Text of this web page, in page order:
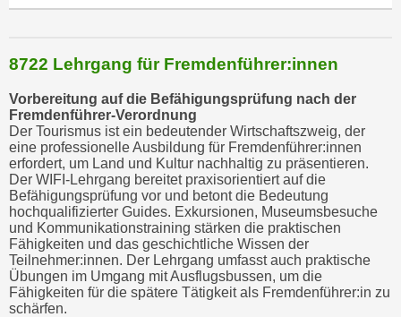
8722 Lehrgang für Fremdenführer:innen
Vorbereitung auf die Befähigungsprüfung nach der
Fremdenführer-Verordnung
Der Tourismus ist ein bedeutender Wirtschaftszweig, der
eine professionelle Ausbildung für Fremdenführer:innen
erfordert, um Land und Kultur nachhaltig zu präsentieren.
Der WIFI-Lehrgang bereitet praxisorientiert auf die
Befähigungsprüfung vor und betont die Bedeutung
hochqualifizierter Guides. Exkursionen, Museumsbesuche
und Kommunikationstraining stärken die praktischen
Fähigkeiten und das geschichtliche Wissen der
Teilnehmer:innen. Der Lehrgang umfasst auch praktische
Übungen im Umgang mit Ausflugsbussen, um die
Fähigkeiten für die spätere Tätigkeit als Fremdenführer:in zu
schärfen.